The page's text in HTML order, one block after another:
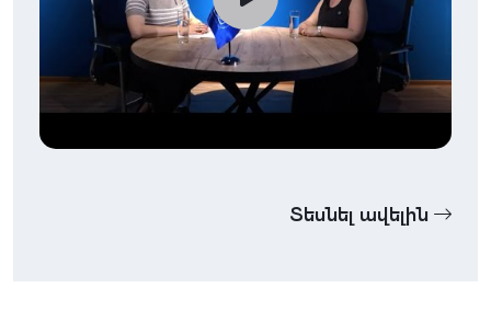
Տեսնել ավելին